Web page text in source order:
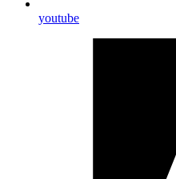
youtube